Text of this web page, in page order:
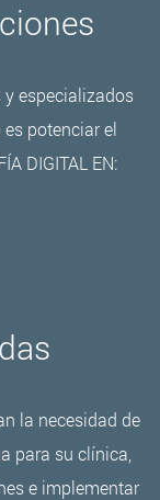
especializados
potenciar el
DIGITAL EN:
la necesidad de
para su clínica,
e implementar